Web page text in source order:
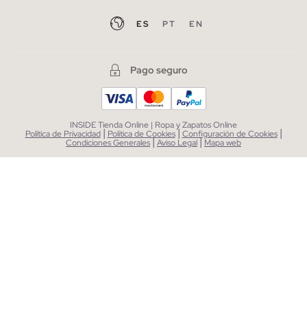
ES PT EN
Pago seguro
INSIDE Tienda Online | Ropa y Zapatos Online
Política de Privacidad | Política de Cookies| Configuración de Cookies |
Condiciones Generales|Aviso Legal| Mapa web